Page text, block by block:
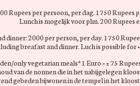
Rupees per persoon, per dag. 1750 Rupees
Lunch is mogelijk voor plm. 200 Rupees
dinner: 2000 per person, per day. 1750
breafast and dinner. Luch is possible for
only vegetarian meals* 1 Euro = ± 75
van de nonnen die in het nabijgelegen
gebeden bijwonen in de tempel in het